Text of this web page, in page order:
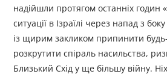
надійшли протягом останніх годин
ситуації в Ізраїлі через напад з
із щирим закликом припинити будь-
розкрутити спіраль насильства,
Близький Схід у ще більшу війну.